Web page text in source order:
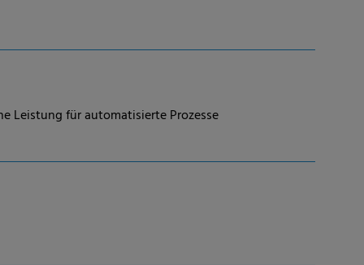
Leistung für automatisierte Prozesse